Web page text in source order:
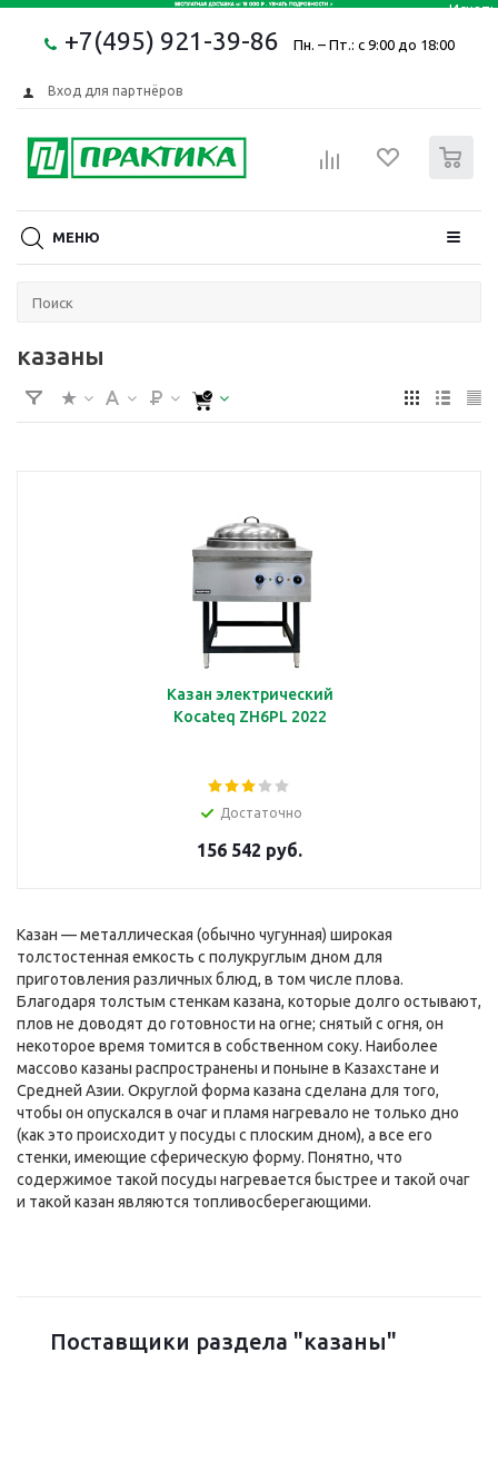
+7(495) 921-39-86 Пн. – Пт.: с 9:00 до 18:00
Вход для партнёров
МЕНЮ
казаны
Казан электрический
Kocateq ZH6PL 2022
Достаточно
156 542 руб.
Казан — металлическая (обычно чугунная) широкая
толстостенная емкость с полукруглым дном для
приготовления различных блюд, в том числе плова.
Благодаря толстым стенкам казана, которые долго остывают,
плов не доводят до готовности на огне; снятый с огня, он
некоторое время томится в собственном соку. Наиболее
массово казаны распространены и поныне в Казахстане и
Средней Азии. Округлой форма казана сделана для того,
чтобы он опускался в очаг и пламя нагревало не только дно
(как это происходит у посуды с плоским дном), а все его
стенки, имеющие сферическую форму. Понятно, что
содержимое такой посуды нагревается быстрее и такой очаг
и такой казан являются топливосберегающими.
Поставщики раздела "казаны"